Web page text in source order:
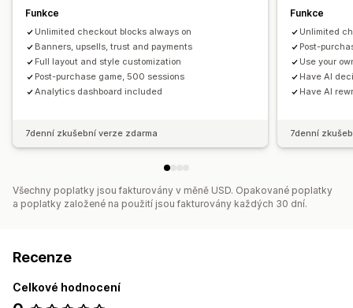
Funkce
Unlimited checkout blocks always on
Banners, upsells, trust and payments
Full layout and style customization
Post-purchase game, 500 sessions
Analytics dashboard included
7denní zkušební verze zdarma
Funkce
Unlimited
Post-
Use your
Have AI
Have AI
7denní
Všechny poplatky jsou fakturovány v měně USD. Opakované poplatky
a poplatky založené na použití jsou fakturovány každých 30 dní.
Recenze
Celkové hodnocení